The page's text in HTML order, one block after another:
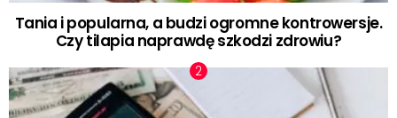
Tania i popularna, a budzi ogromne kontrowersje.
Czy tilapia naprawdę szkodzi zdrowiu?